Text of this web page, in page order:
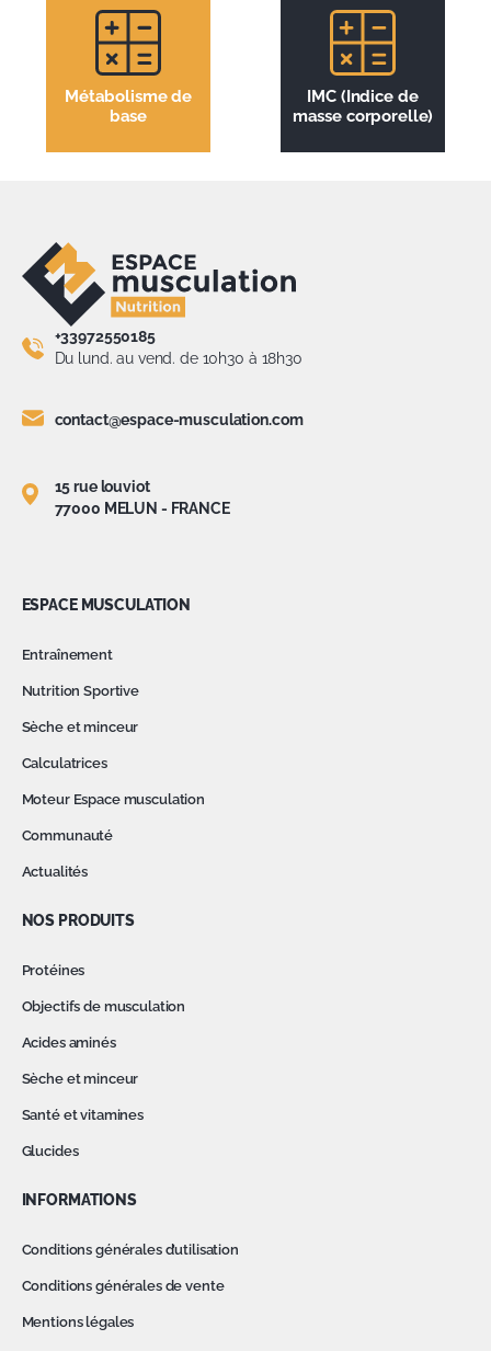
Métabolisme de
base
IMC (Indice de
masse corporelle)
+33972550185
Du lund. au vend. de 10h30 à 18h30
contact@espace-musculation.com
15 rue louviot
77000 MELUN - FRANCE
ESPACE MUSCULATION
Entraînement
Nutrition Sportive
Sèche et minceur
Calculatrices
Moteur Espace musculation
Communauté
Actualités
NOS PRODUITS
Protéines
Objectifs de musculation
Acides aminés
Sèche et minceur
Santé et vitamines
Glucides
INFORMATIONS
Conditions générales d’utilisation
Conditions générales de vente
Mentions légales